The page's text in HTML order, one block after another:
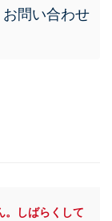
問い合わせ
。しばらくして